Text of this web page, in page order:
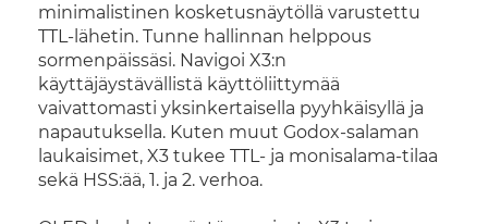
minimalistinen kosketusnäytöllä varustettu
TTL-lähetin. Tunne hallinnan helppous
sormenpäissäsi. Navigoi X3:n
käyttäjäystävällistä käyttöliittymää
vaivattomasti yksinkertaisella pyyhkäisyllä ja
napautuksella. Kuten muut Godox-salaman
laukaisimet, X3 tukee TTL- ja monisalama-tilaa
sekä HSS:ää, 1. ja 2. verhoa.